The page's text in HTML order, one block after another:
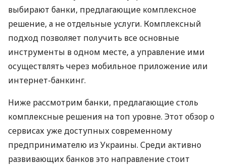
выбирают банки, предлагающие комплексное
решение, а не отдельные услуги. Комплексный
подход позволяет получить все основные
инструменты в одном месте, а управление ими
осуществлять через мобильное приложение или
интернет-банкинг.
Ниже рассмотрим банки, предлагающие столь
комплексные решения на топ уровне. Этот обзор о
сервисах уже доступных современному
предпринимателю из Украины. Среди активно
развивающих банков это направление стоит